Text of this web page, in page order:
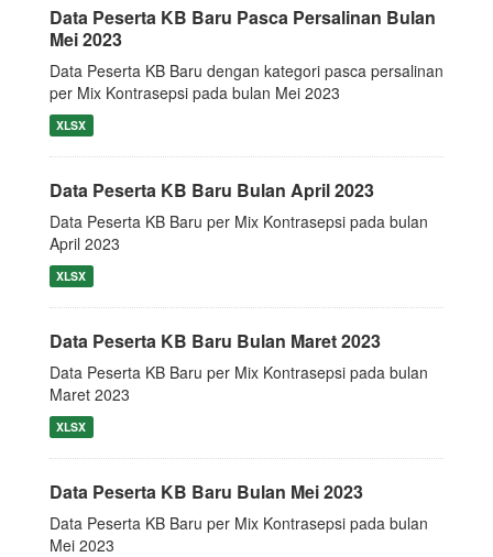
Data Peserta KB Baru Pasca Persalinan Bulan
Mei 2023
Data Peserta KB Baru dengan kategori pasca persalinan
per Mix Kontrasepsi pada bulan Mei 2023
XLSX
Data Peserta KB Baru Bulan April 2023
Data Peserta KB Baru per Mix Kontrasepsi pada bulan
April 2023
XLSX
Data Peserta KB Baru Bulan Maret 2023
Data Peserta KB Baru per Mix Kontrasepsi pada bulan
Maret 2023
XLSX
Data Peserta KB Baru Bulan Mei 2023
Data Peserta KB Baru per Mix Kontrasepsi pada bulan
Mei 2023